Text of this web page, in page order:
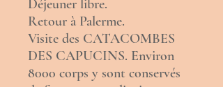
Déjeuner libre.
Retour à Palerme.
Visite des CATACOMBES
DES CAPUCINS. Environ
8000 corps y sont conservés